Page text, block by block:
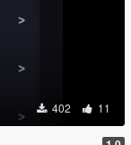
402 11